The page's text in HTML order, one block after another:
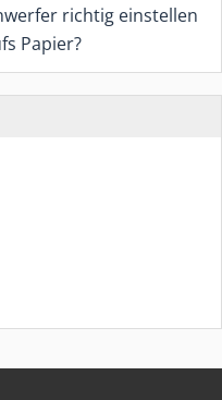
richtig einstellen
Papier?